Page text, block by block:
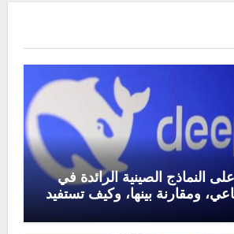
النماذج الصينية الرائدة في
ومقارنة بينها، وكيف تستفيد